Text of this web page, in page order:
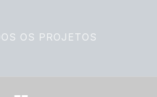
OS PROJETOS